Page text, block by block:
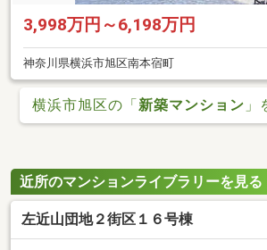
3,998万円～6,198万円
神奈川県横浜市旭区南本宿町
横浜市旭区の「新築マンション 」
近所のマンションライブラリーを見る
左近山団地２街区１６号棟